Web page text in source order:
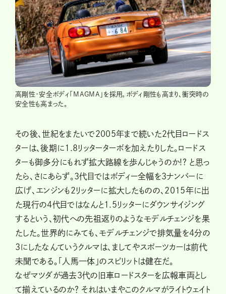
高剛性・安全ボディ「MAGMA」を採用。ボディ剛性も高まり、衝突時の
安全性も高まった。
その後、世紀をまたいで2005年まで続いた2代目ロードス
ターは、後期に1.8リッターターボを加えたりした。ロードス
ターも御多分にもれず拡大路線を歩んじゃうのか!? と思っ
たら、さにあらず。3代目ではボディー全幅を3ナンバーに
広げ、エンジンも2リッターに拡大したものの、2015年に出
た現行の4代目ではなんと1.5リッターにダウンサイジング
するという、初代への先祖返りのようなモデルチェンジを果
たした。世界的にみても、モデルチェンジで排気量を4分の
3にしたなんていうクルマは、ましてやスポーツカーは前代
未聞である。「人馬一体」のスピリットは健在だ。
なぜマツダが過去3代の旧車ロードスターを広報車両とし
て揃えているのか？ それはいまやこのクルマがライトウェイト